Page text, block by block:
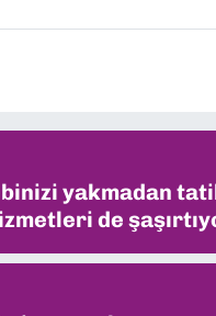
yakmadan
de